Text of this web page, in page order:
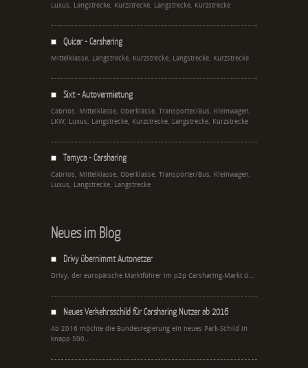
Luxus, Langstrecke, Kurzstrecke, Langstrecke, Kurzstrecke
Quicar - Carsharing
Mittelklasse, Langstrecke, Kurzstrecke, Langstrecke, Kurzstrecke
Sixt - Autovermietung
Cabrios, Mittelklasse, Oberklasse, Transporter/Bus, Kleinwagen,
LKW, Luxus, Langstrecke, Kurzstrecke, Langstrecke, Kurzstrecke
Tamyca - Carsharing
Cabrios, Mittelklasse, Oberklasse, Transporter/Bus, Kleinwagen,
Luxus, Langstrecke, Langstrecke
Neues im Blog
Drivy übernimmt Autonetzer
Drivy, der europäische Marktführer im p2p Carsharing-Markt ü...
Neues Verkehrsschild für Carsharing Nutzer ab 2016
Ab 2016 möchte die Bundesregierung ein neues Park-Schild in
knapp 500...